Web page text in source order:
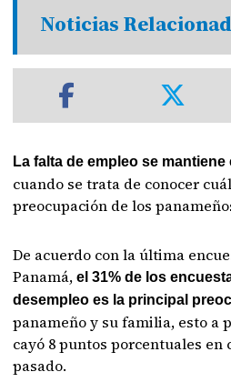
Noticias
La falta de empleo se
cuando se trata de conocer
preocupación de los
De acuerdo con la última
Panamá,el 31% de los
desempleo es la principal
panameño y su familia, esto a
cayó 8 puntos porcentuales en
pasado.